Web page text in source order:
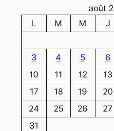
août
L
M M J
3
4 5 6
10
11 12 13
17
18 19 20
24
25 26 27
31